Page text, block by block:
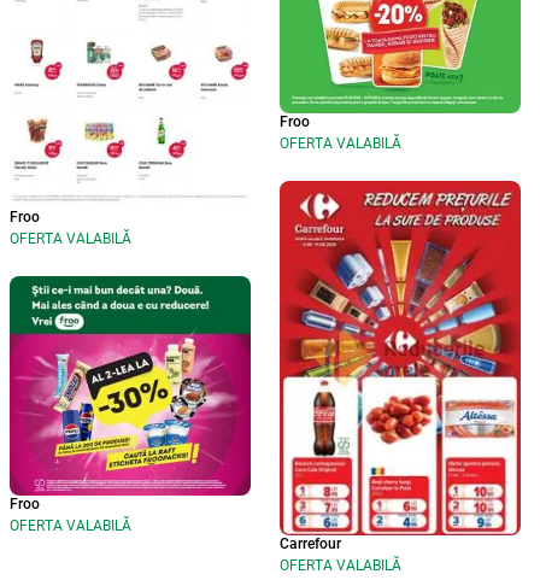
Froo
OFERTA VALABILĂ
Froo
OFERTA VALABILĂ
Froo
OFERTA VALABILĂ
Carrefour
OFERTA VALABILĂ